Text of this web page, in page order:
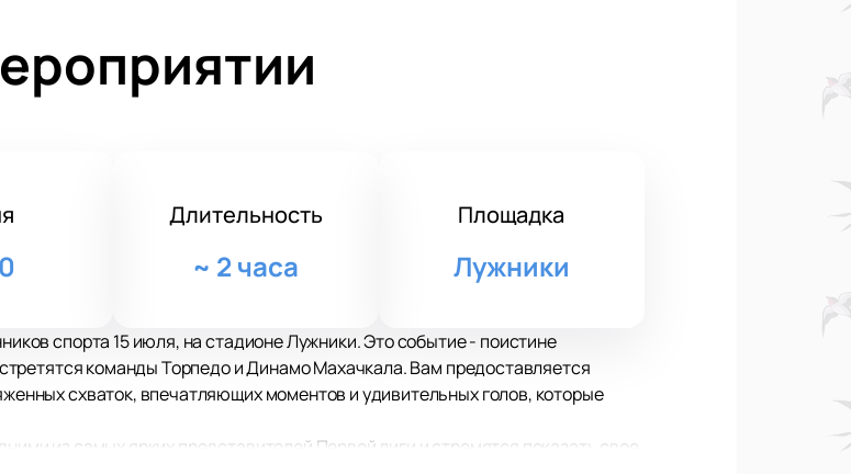
Длительность
~ 2 часа
Площадка
Лужники
спорта 15 июля, на стадионе Лужники. Это событие - поистине
команды Торпедо и Динамо Махачкала. Вам предоставляется
схваток, впечатляющих моментов и удивительных голов, которые
из самых ярких представителей Первой лиги и стремятся показать свое